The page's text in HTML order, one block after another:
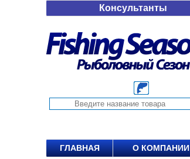
Консультанты
ГЛАВНАЯ О КОМПАНИИ